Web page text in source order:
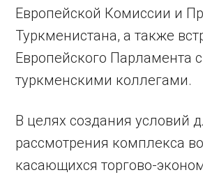
Европейской Комиссии и
Туркменистана, а также
Европейского Парламента
туркменскими коллегами.
В целях создания условий
рассмотрения комплекса
касающихся торгово-